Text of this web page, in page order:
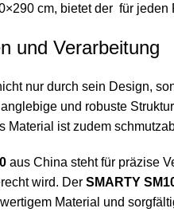
cm, bietet der für
und Verarbeitung
nur durch sein Design,
und robuste
Material ist zudem
aus China steht für präzise
wird. Der SMARTY
Material und